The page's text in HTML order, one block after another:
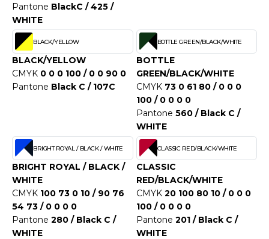
SERIE
GEN
MORNING STUDIOS
Pantone BlackC / 425 /
WHITE
BLACK/YELLOW
BLACK/YELLOW
CMYK 0 0 0 100 / 0 0 90 0
Pantone Black C / 107C
BOTTLE GREEN/BLACK/WHITE
BOTTLE
GREEN/BLACK/WHITE
CMYK 73 0 61 80 / 0 0 0
100 / 0 0 0 0
Pantone 560 / Black C /
WHITE
BRIGHT ROYAL / BLACK / WHITE
BRIGHT ROYAL / BLACK /
WHITE
CMYK 100 73 0 10 / 90 76
54 73 / 0 0 0 0
Pantone 280 / Black C /
WHITE
CLASSIC RED/BLACK/WHITE
CLASSIC
RED/BLACK/WHITE
CMYK 20 100 80 10 / 0 0 0
100 / 0 0 0 0
Pantone 201 / Black C /
WHITE